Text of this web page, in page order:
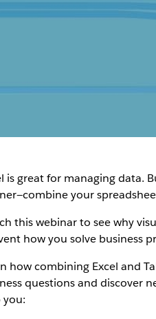
is great for managing data.
your
this webinar to see why
how you solve business
how combining Excel and
questions and discover
you: